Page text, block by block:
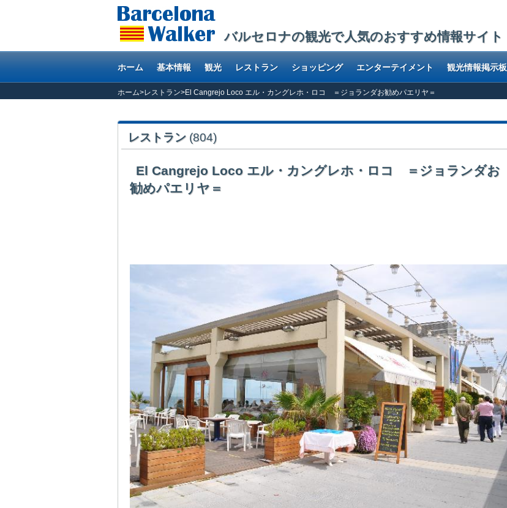
バルセロナの観光で人気のおすすめ情報サイト
ホーム 基本情報 観光 レストラン ショッピング エンターテイメント 観光情報掲示板
ホーム>レストラン>El Cangrejo Loco エル・カングレホ・ロコ ＝ジョランダお勧めパエリヤ＝
レストラン (804)
El Cangrejo Loco エル・カングレホ・ロコ ＝ジョランダお
勧めパエリヤ＝